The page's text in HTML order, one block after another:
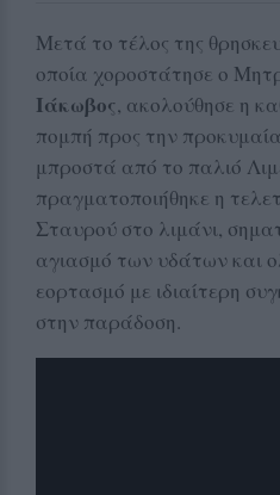
Μετά το τέλος της
οποία χοροστάτησε ο
Ιάκωβος, ακολούθησε η
πομπή προς την
μπροστά από το παλιό
πραγματοποιήθηκε η
Σταυρού στο λιμάνι,
αγιασμό των υδάτων και
εορτασμό με ιδιαίτερη
στην παράδοση.